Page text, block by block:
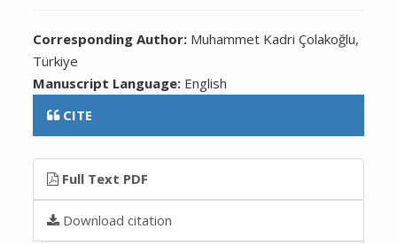
Corresponding Author: Muhammet Kadri Çolakoğlu,
Türkiye
Manuscript Language: English
CITE
Full Text PDF
Download citation